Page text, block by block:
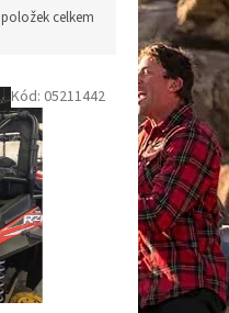
položek celkem
Kód: 05211442